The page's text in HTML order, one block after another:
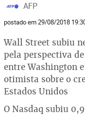
AFP
postado em 29/08/2018
Wall Street subiu
pela perspectiva
entre Washington
otimista sobre o
Estados Unidos
O Nasdaq subiu